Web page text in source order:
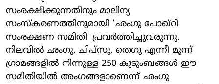
സംരക്ഷിക്കുന്നതിനും മാലിന്യ
സംസ്കരണത്തിനുമായി 'ഛംഗു പോഖ്റി
സംരക്ഷണ സമിതി' പ്രവർത്തിച്ചുവരുന്നു.
നിലവിൽ ഛംഗു, ചിപ്സു, തെഗു എന്നീ മൂന്ന്
ഗ്രാമങ്ങളിൽ നിന്നുള്ള 250 കുടുംബങ്ങൾ ഈ
സമിതിയിൽ അംഗങ്ങളാണെന്ന് ഛംഗു